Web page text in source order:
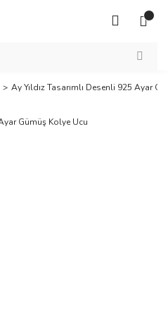
Ay Yıldız Tasarımlı Desenli 925 Ayar